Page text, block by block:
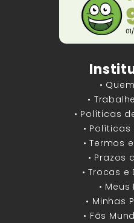
•
•
• Políticas
•
• Termos
• Prazos
• Trocas
•
• Minhas
• Fãs